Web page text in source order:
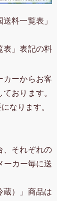
料一覧表」
表」表記の料
カーからお客
おります。
なります。
、それぞれの
ーカー毎に送
蔵）」商品は